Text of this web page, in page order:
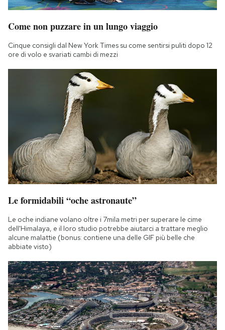
Come non puzzare in un lungo viaggio
Cinque consigli dal New York Times su come sentirsi puliti dopo 12
ore di volo e svariati cambi di mezzi
Le formidabili “oche astronaute”
Le oche indiane volano oltre i 7mila metri per superare le cime
dell'Himalaya, e il loro studio potrebbe aiutarci a trattare meglio
alcune malattie (bonus: contiene una delle GIF più belle che
abbiate visto)